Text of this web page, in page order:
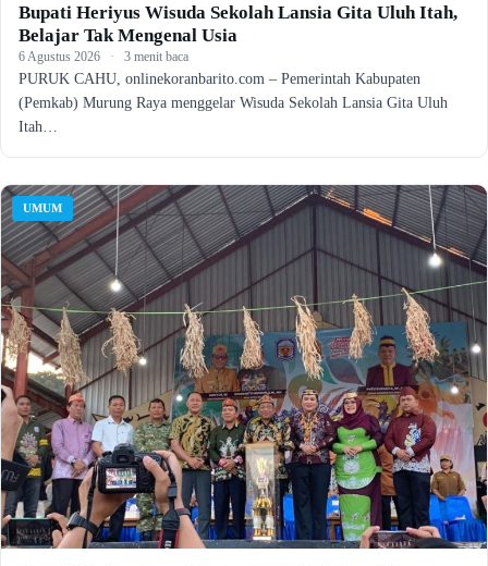
Bupati Heriyus Wisuda Sekolah Lansia Gita Uluh Itah,
Belajar Tak Mengenal Usia
6 Agustus 2026 · 3 menit baca
PURUK CAHU, onlinekoranbarito.com – Pemerintah Kabupaten
(Pemkab) Murung Raya menggelar Wisuda Sekolah Lansia Gita Uluh
Itah…
UMUM